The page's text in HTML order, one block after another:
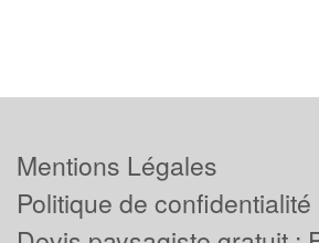
Mentions Légales
Politique de confidentialité